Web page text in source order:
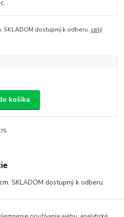
SKLADOM dostupný k odberu. celý
košíka
SKLADOM dostupný k odberu.